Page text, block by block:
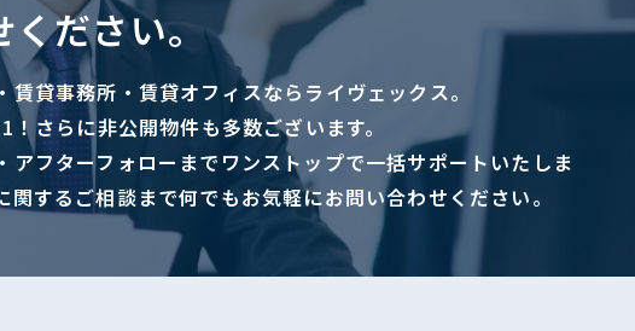
ださい。
貸事務所・賃貸オフィスならライヴェックス。
さらに非公開物件も多数ございます。
フターフォローまでワンストップで一括サポートいたしま
するご相談まで何でもお気軽にお問い合わせください。